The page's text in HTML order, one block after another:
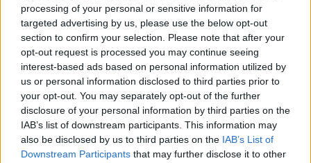
processing of your personal or sensitive information for
targeted advertising by us, please use the below opt-out
section to confirm your selection. Please note that after your
opt-out request is processed you may continue seeing
interest-based ads based on personal information utilized by
us or personal information disclosed to third parties prior to
your opt-out. You may separately opt-out of the further
disclosure of your personal information by third parties on the
IAB’s list of downstream participants. This information may
also be disclosed by us to third parties on the IAB’s List of
Downstream Participants that may further disclose it to other